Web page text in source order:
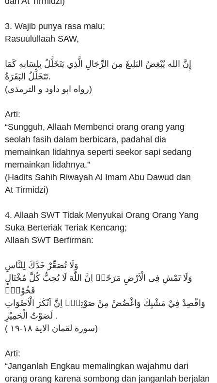
3. Wajib punya rasa malu;
Rasuulullaah SAW,
إِنَّ الله يُبْغِضُ البَلِيغَ مِنَ الرِّجَالِ الَّذِي يَتَخَلَّلُ بِلِسَانِهِ كَمَا
تَتَخَلَّلُ البَقَرَةُ.
(رواه ابو داود و الترمذى)
Arti:
“Sungguh, Allaah Membenci orang orang yang
seolah fasih dalam berbicara, padahal dia
memainkan lidahnya seperti seekor sapi sedang
memainkan lidahnya.”
(Hadits Sahih Riwayah Al Imam Abu Dawud dan
At Tirmidzi)
4. Allaah SWT Tidak Menyukai Orang Orang Yang
Suka Berteriak Teriak Kencang;
Allaah SWT Berfirman:
وَلَا تُصَعِّرْ خَدَّكَ لِلنَّاسِ
وَلَا تَمْشِ فِى الْاَرْضِ مَرَحًاۗ اِنَّ اللّٰهَ لَا يُحِبُّ كُلَّ مُخْتَالٍ
فَخُوْرٍۚ
وَاقْصِدْ فِيْ مَشْيِكَ وَاغْضُضْ مِنْ صَوْتِكَۗ اِنَّ اَنْكَرَ الْاَصْوَاتِ
لَصَوْتُ الْحَمِيْرِ .
( سورة لقمان الاية ١٨-١٩)
Arti:
“Janganlah Engkau memalingkan wajahmu dari
orang orang karena sombong dan janganlah berjalan